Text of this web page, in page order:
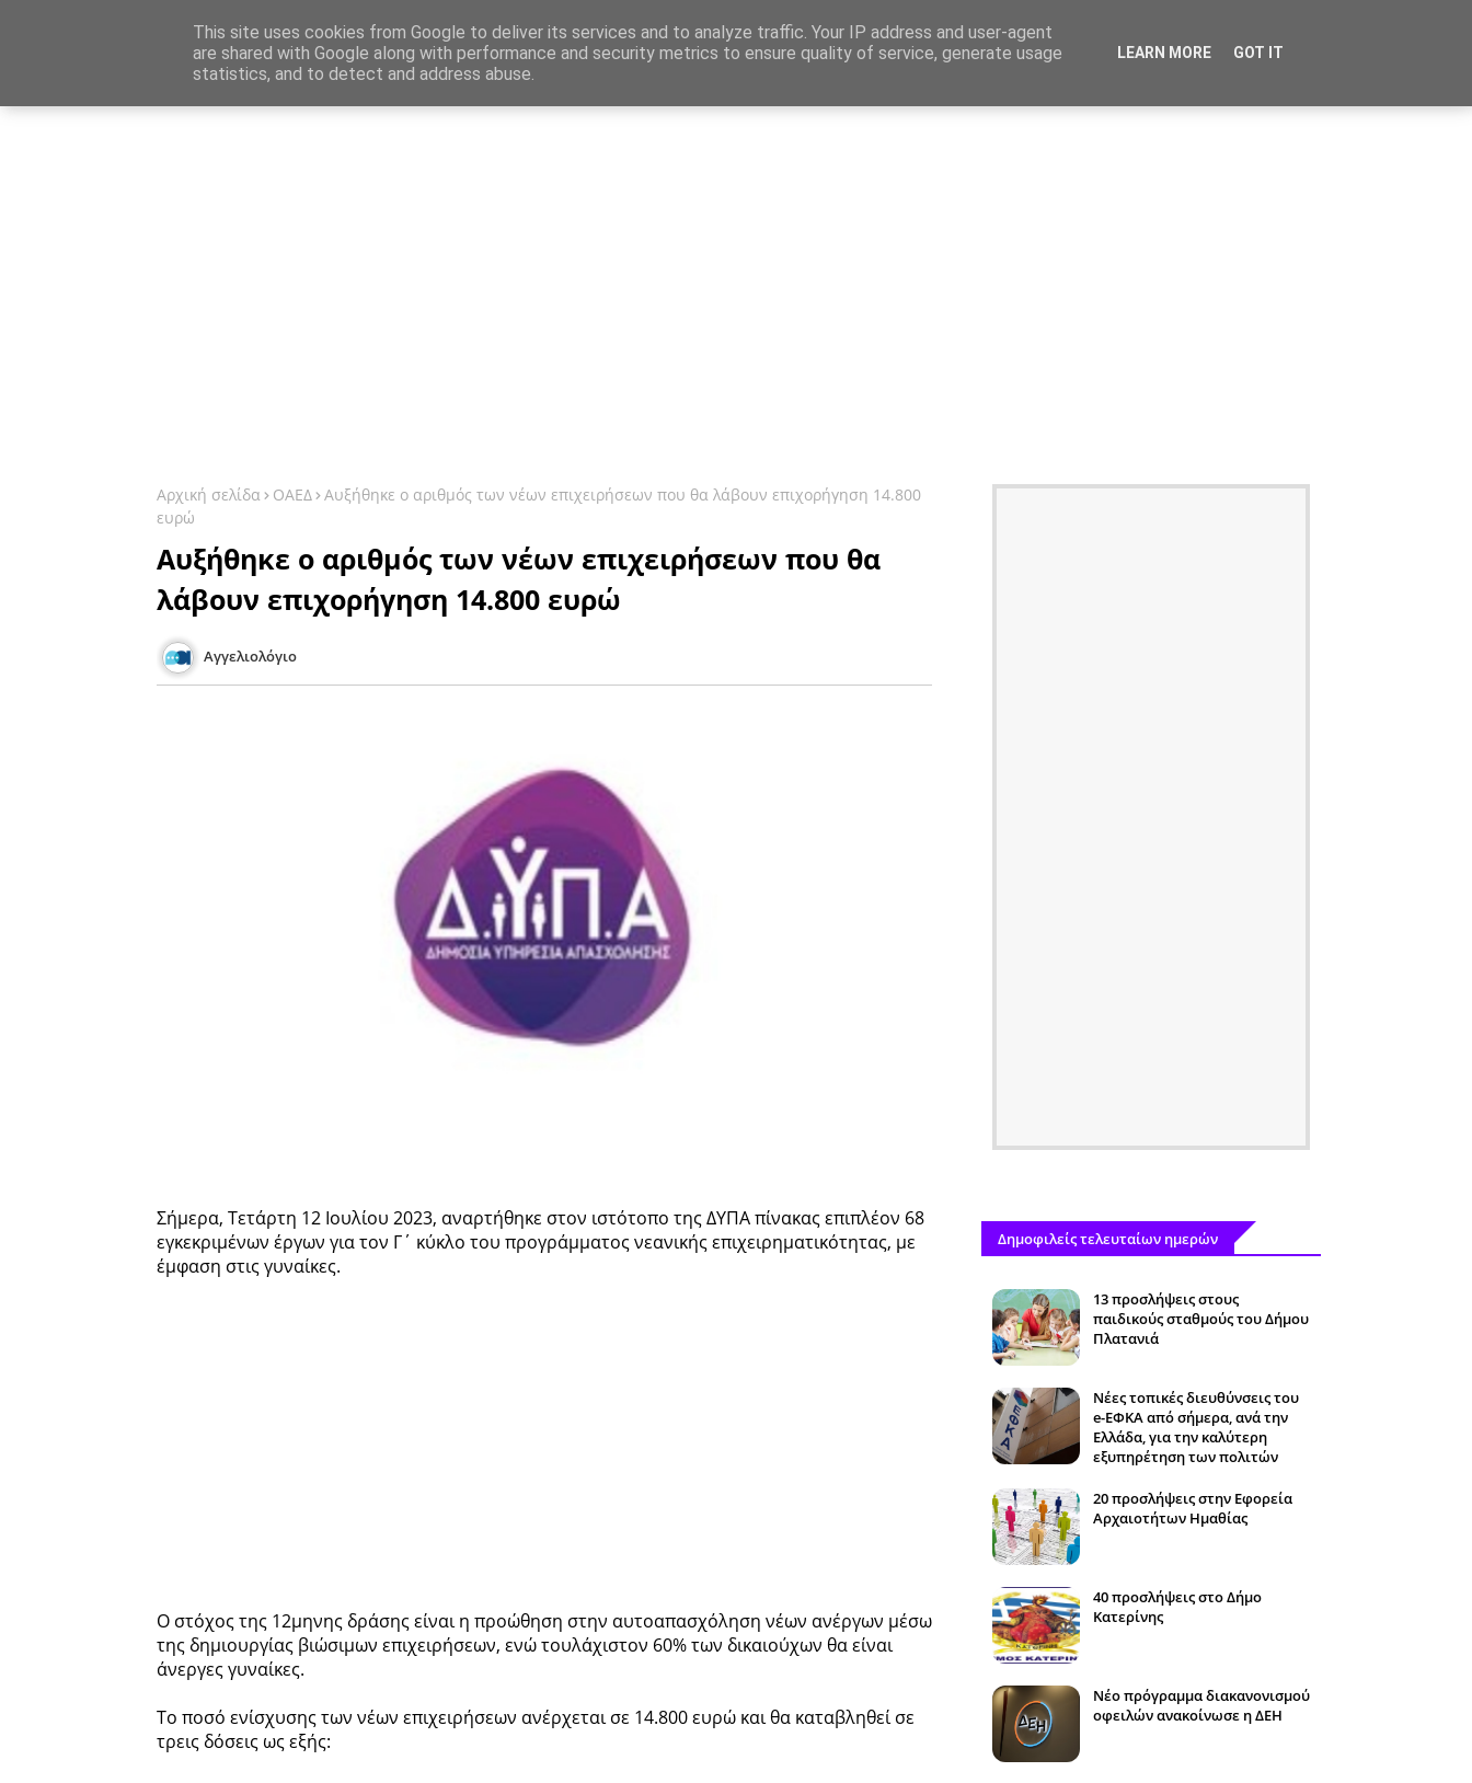
Καταχώρηση Αγγελίας Επικοινωνία Site Map
Ενημέρωση Αγγελίες Εργασίας
Αρχική σελίδα ΟΑΕΔ Αυξήθηκε ο αριθμός των νέων επιχειρήσεων που θα λάβουν επιχορήγηση 14.800
ευρώ
Αυξήθηκε ο αριθμός των νέων επιχειρήσεων που θα
λάβουν επιχορήγηση 14.800 ευρώ
Αγγελιολόγιο
Σήμερα, Τετάρτη 12 Ιουλίου 2023, αναρτήθηκε στον ιστότοπο της ΔΥΠΑ πίνακας επιπλέον 68
εγκεκριμένων έργων για τον Γ΄ κύκλο του προγράμματος νεανικής επιχειρηματικότητας, με
έμφαση στις γυναίκες.
Ο στόχος της 12μηνης δράσης είναι η προώθηση στην αυτοαπασχόληση νέων ανέργων μέσω
της δημιουργίας βιώσιμων επιχειρήσεων, ενώ τουλάχιστον 60% των δικαιούχων θα είναι
άνεργες γυναίκες.
Το ποσό ενίσχυσης των νέων επιχειρήσεων ανέρχεται σε 14.800 ευρώ και θα καταβληθεί σε
τρεις δόσεις ως εξής:
Δημοφιλείς τελευταίων ημερών
13 προσλήψεις στους
παιδικούς σταθμούς του Δήμου
Πλατανιά
Νέες τοπικές διευθύνσεις του
e-ΕΦΚΑ από σήμερα, ανά την
Ελλάδα, για την καλύτερη
εξυπηρέτηση των πολιτών
20 προσλήψεις στην Εφορεία
Αρχαιοτήτων Ημαθίας
40 προσλήψεις στο Δήμο
Κατερίνης
Νέο πρόγραμμα διακανονισμού
οφειλών ανακοίνωσε η ΔΕΗ
This site uses cookies from Google to deliver its services and to analyze traffic. Your IP address and user-agent
are shared with Google along with performance and security metrics to ensure quality of service, generate usage
statistics, and to detect and address abuse.
LEARN MORE GOT IT